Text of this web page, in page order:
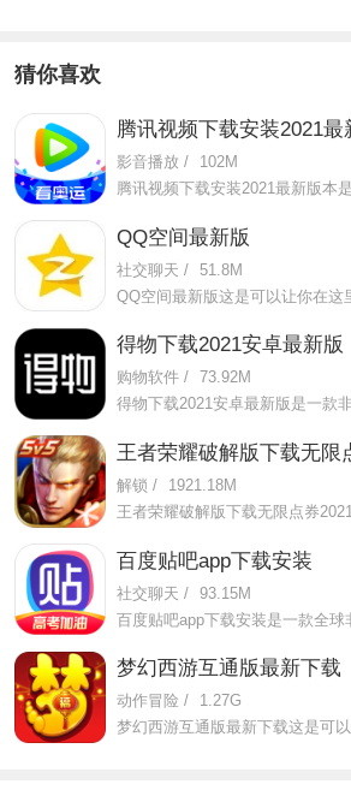
猜你喜欢
腾讯视频下载安装2021最
影音播放 /
102M
QQ空间最新版
社交聊天 / 51.8M
得物下载2021安卓最新版
购物软件 / 73.92M
王者荣耀破解版下载无限
解锁 /
1921.18M
百度贴吧app下载安装
社交聊天 / 93.15M
梦幻西游互通版最新下载
动作冒险 /
1.27G